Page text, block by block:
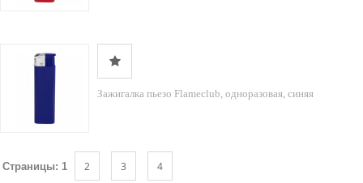
Зажигалка пьезо Flameclub, одноразовая, синяя
Страницы: 1 2 3 4